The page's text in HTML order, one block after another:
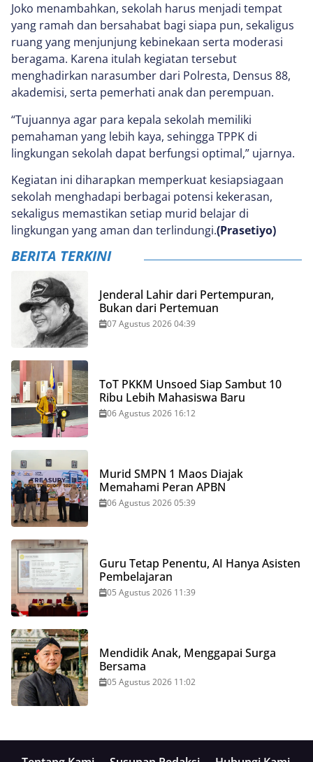
Joko menambahkan, sekolah harus menjadi tempat
yang ramah dan bersahabat bagi siapa pun, sekaligus
ruang yang menjunjung kebinekaan serta moderasi
beragama. Karena itulah kegiatan tersebut
menghadirkan narasumber dari Polresta, Densus 88,
akademisi, serta pemerhati anak dan perempuan.
“Tujuannya agar para kepala sekolah memiliki
pemahaman yang lebih kaya, sehingga TPPK di
lingkungan sekolah dapat berfungsi optimal,” ujarnya.
Kegiatan ini diharapkan memperkuat kesiapsiagaan
sekolah menghadapi berbagai potensi kekerasan,
sekaligus memastikan setiap murid belajar di
lingkungan yang aman dan terlindungi.(Prasetiyo)
BERITA TERKINI
Jenderal Lahir dari Pertempuran,
Bukan dari Pertemuan
07 Agustus 2026 04:39
ToT PKKM Unsoed Siap Sambut 10
Ribu Lebih Mahasiswa Baru
06 Agustus 2026 16:12
Murid SMPN 1 Maos Diajak
Memahami Peran APBN
06 Agustus 2026 05:39
Guru Tetap Penentu, AI Hanya Asisten
Pembelajaran
05 Agustus 2026 11:39
Mendidik Anak, Menggapai Surga
Bersama
05 Agustus 2026 11:02